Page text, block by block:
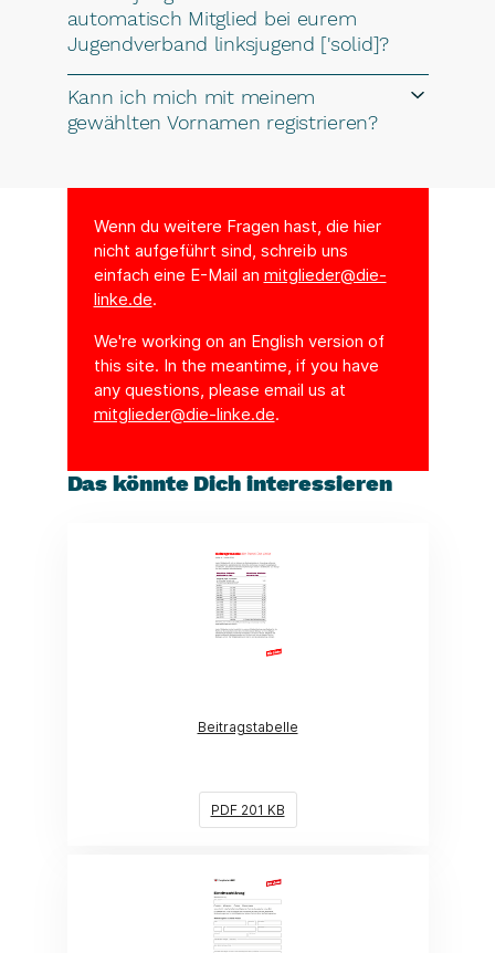
automatisch Mitglied bei eurem
Jugendverband linksjugend ['solid]?
Kann ich mich mit meinem
gewählten Vornamen registrieren?
Wenn du weitere Fragen hast, die hier
nicht aufgeführt sind, schreib uns
einfach eine E-Mail an mitglieder@die-
linke.de.
We're working on an English version of
this site. In the meantime, if you have
any questions, please email us at
mitglieder@die-linke.de.
Das könnte Dich interessieren
Beitragstabelle
(Link öffnet ein neues Fenster)
PDF 201 KB
(Link öffnet ein neues Fenster)